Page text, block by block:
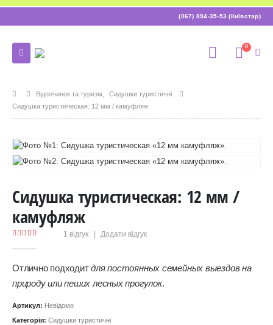
(067) 894-35-53 (Київстар)
0
Відпочинок та туризм
Сидушки туристичні
Сидушка туристическая: 12 мм / камуфляж
Сидушка туристическая: 12 мм /
камуфляж
1 відгук Додати відгук
Отлично подходитдля постоянных семейных выездов на
природу или пеших лесных прогулок.
Артикул: Невідомо
Категорія: Сидушки туристичні